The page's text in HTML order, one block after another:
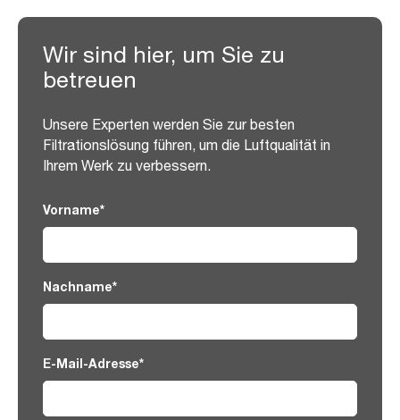
Wir sind hier, um Sie zu
betreuen
Unsere Experten werden Sie zur besten
Filtrationslösung führen, um die Luftqualität in
Ihrem Werk zu verbessern.
Vorname*
Nachname*
E-Mail-Adresse*